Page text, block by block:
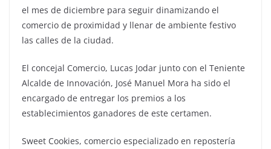
el mes de diciembre para seguir dinamizando el
comercio de proximidad y llenar de ambiente festivo
las calles de la ciudad.
El concejal Comercio, Lucas Jodar junto con el Teniente
Alcalde de Innovación, José Manuel Mora ha sido el
encargado de entregar los premios a los
establecimientos ganadores de este certamen.
Sweet Cookies, comercio especializado en repostería